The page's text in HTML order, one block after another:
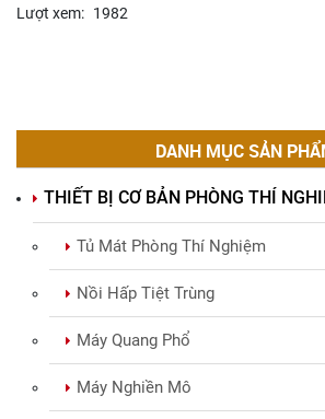
Lượt xem: 1982
DANH MỤC SẢN
THIẾT BỊ CƠ BẢN PHÒNG THÍ
Tủ Mát Phòng Thí Nghiệm
Nồi Hấp Tiệt Trùng
Máy Quang Phổ
Máy Nghiền Mô